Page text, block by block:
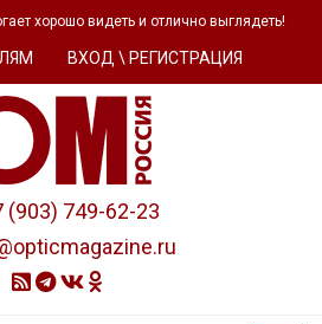
хорошо видеть и отлично выглядеть!
ВХОД \ РЕГИСТРАЦИЯ
(903) 749-62-23